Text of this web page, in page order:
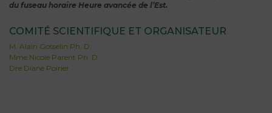
du fuseau horaire Heure avancée de l’Est.
COMITÉ SCIENTIFIQUE ET ORGANISATEUR
M. Alain Gosselin Ph. D.
Mme Nicole Parent Ph. D.
Dre Diane Poirier